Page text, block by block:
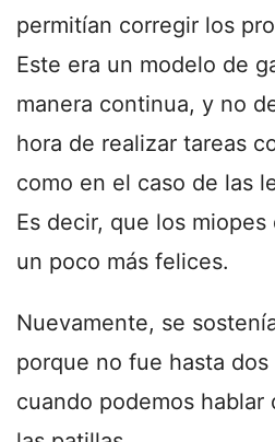
permitían corregir los
Este era un modelo de
manera continua, y no
hora de realizar tareas
como en el caso de las
Es decir, que los
un poco más felices.
Nuevamente, se
porque no fue hasta dos
cuando podemos